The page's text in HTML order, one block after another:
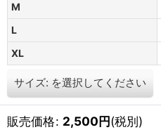
M
L
XL
サイズ: を選択してください
販売価格: 2,500円(税別)